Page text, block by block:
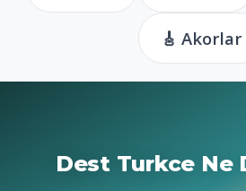
🎸 Akorlar
Dest Turkce Ne